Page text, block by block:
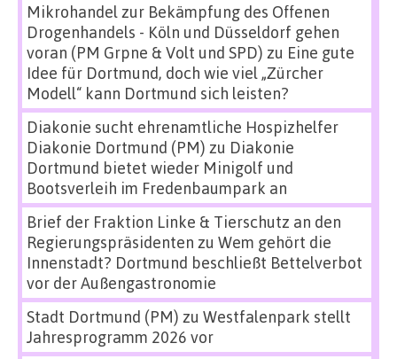
Mikrohandel zur Bekämpfung des Offenen
Drogenhandels - Köln und Düsseldorf gehen
voran (PM Grpne & Volt und SPD) zu Eine gute
Idee für Dortmund, doch wie viel „Zürcher
Modell“ kann Dortmund sich leisten?
Diakonie sucht ehrenamtliche Hospizhelfer
Diakonie Dortmund (PM) zu Diakonie
Dortmund bietet wieder Minigolf und
Bootsverleih im Fredenbaumpark an
Brief der Fraktion Linke & Tierschutz an den
Regierungspräsidenten zu Wem gehört die
Innenstadt? Dortmund beschließt Bettelverbot
vor der Außengastronomie
Stadt Dortmund (PM) zu Westfalenpark stellt
Jahresprogramm 2026 vor